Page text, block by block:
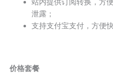
站内提供订阅转换，方
泄露；
支持支付宝支付，方便
价格套餐